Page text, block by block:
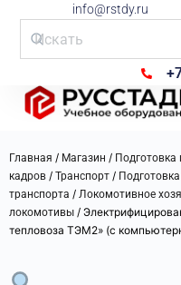
info@rstdy.ru
Главная / Магазин /
кадров / Транспорт /
транспорта / Локомотивное
локомотивы /
тепловоза ТЭМ2» (с